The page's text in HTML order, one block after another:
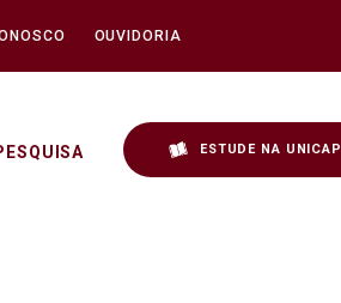
OUVIDORIA
ESTUDE NA UNICAP